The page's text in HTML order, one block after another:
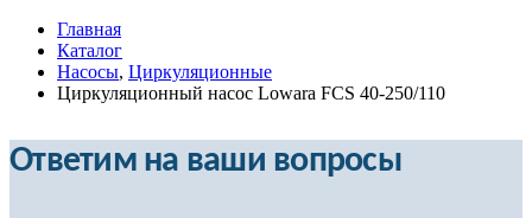
Главная
Каталог
Насосы, Циркуляционные
Циркуляционный насос Lowara FCS 40-250/110
Ответим на ваши вопросы